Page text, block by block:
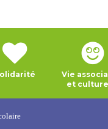
Vie
et